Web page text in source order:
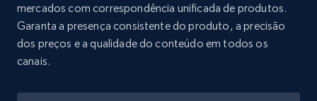
URL, Product id, Title, Product description,
Rating, Reviews count, Initial price, Discount,
and more.
mercados com correspondência unificada de produtos.
Garanta a presença consistente do produto, a precisão
dos preços e a qualidade do conteúdo em todos os
canais.